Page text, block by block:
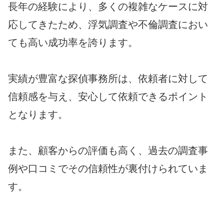
長年の経験により、多くの複雑なケースに対
応してきたため、浮気調査や不倫調査におい
ても高い成功率を誇ります。
実績が豊富な探偵事務所は、依頼者に対して
信頼感を与え、安心して依頼できるポイント
となります。
また、顧客からの評価も高く、過去の調査事
例や口コミでその信頼性が裏付けられていま
す。